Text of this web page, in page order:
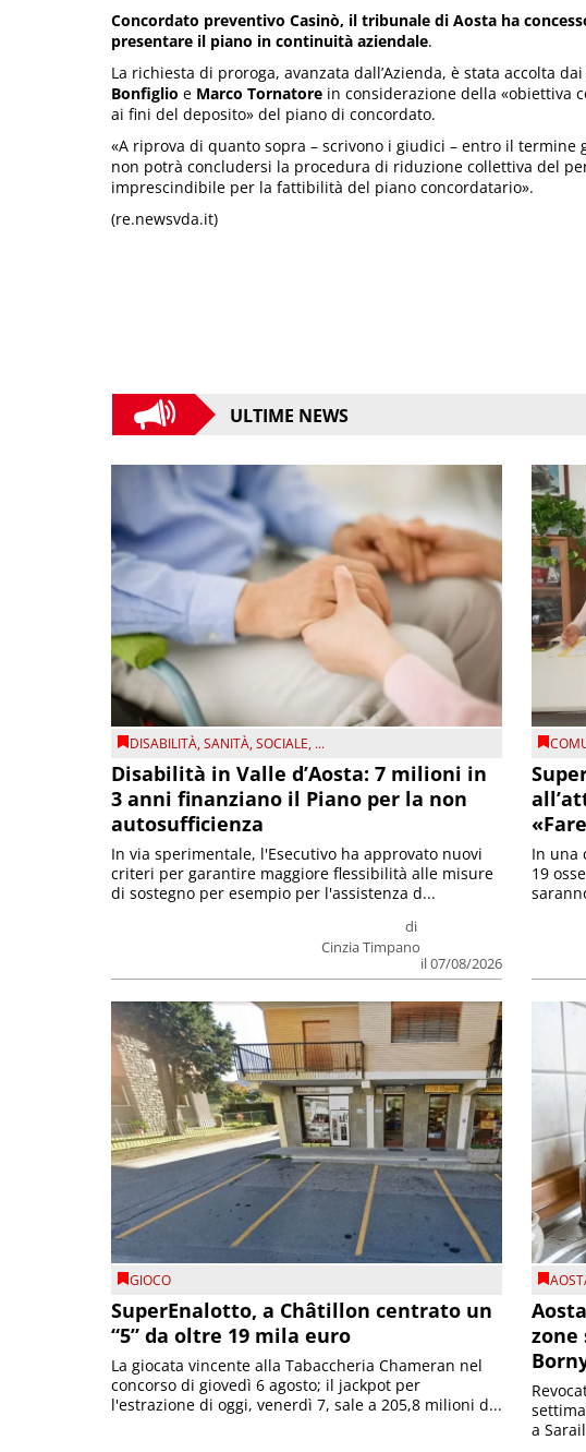
Concordato preventivo Casinò, il tribunale di Aosta ha
presentare il piano in continuità aziendale.
La richiesta di proroga, avanzata dall’Azienda, è stata accolta
Bonfiglio e Marco Tornatore in considerazione della «obiettiva
ai fini del deposito» del piano di concordato.
«A riprova di quanto sopra – scrivono i giudici – entro il termine
non potrà concludersi la procedura di riduzione collettiva del
imprescindibile per la fattibilità del piano concordatario».
(re.newsvda.it)
ULTIME NEWS
DISABILITÀ,SANITÀ,SOCIALE, ...
Disabilità in Valle d’Aosta: 7 milioni in
3 anni finanziano il Piano per la non
autosufficienza
di
Cinzia Timpano
il 07/08/2026
In via sperimentale, l'Esecutivo ha approvato nuovi
criteri per garantire maggiore flessibilità alle misure
di sostegno per esempio per l'assistenza d...
In una
19
GIOCO
SuperEnalotto, a Châtillon centrato un
“5” da oltre 19 mila euro
La giocata vincente alla Tabaccheria Chameran nel
concorso di giovedì 6 agosto; il jackpot per
l'estrazione di oggi, venerdì 7, sale a 205,8 milioni d...
zone
a